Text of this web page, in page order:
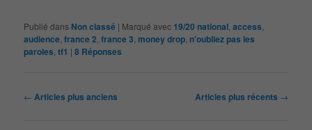
Publié dans Non classé | Marqué avec 19/20 national ,access
audience ,france 2 ,france 3 ,money drop n'oubliez pas les
paroles ,tf1 |8 Réponses
Navigation
← Articles plus anciens Articles plus récents →